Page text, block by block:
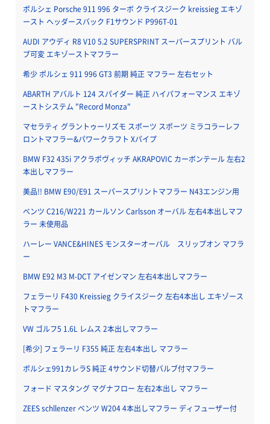
ポルシェ Porsche 911 996 ターボ クライスジーク kreissieg エキゾ
ースト ヘッダースバック F1サウンド P996T-01
AUDI アウディ R8 V10 5.2 SUPERSPRINT スーパースプリント バル
ブ可変 エキゾーストマフラー
希少 ポルシェ 911 996 GT3 前期 純正 マフラー 左右セット
ABARTH アバルト 124 スパイダー 純正 ハイパフォーマンス エキゾ
ーストシステム "Record Monza"
マセラティ グラントゥーリズモ スポーツ スポーツ ミラコラーレフ
ロントマフラー&パワークラフト Xパイプ
BMW F32 435i アクラポヴィッチ AKRAPOVIC カーボンテール 左右2
本出しマフラー
美品!! BMW E90/E91 スーパースプリントマフラー N43エンジン用
ベンツ C216/W221 カールソン Carlsson オーバル 左右4本出しマフ
ラー 未使用品
ハーレー VANCE&HINES モンスターオーバル スリップオン マフラ
ー
BMW E92 M3 M-DCT アイゼンマン 左右4本出しマフラー
フェラーリ F430 Kreissieg クライスジーク 左右4本出し エキゾース
トマフラー
VW ゴルフ5 1.6L レムス 2本出しマフラー
[希少] フェラーリ F355 純正 左右4本出し マフラー
ポルシェ991カレラS 純正 4サウンド切替バルブ付マフラー
フォード マスタング マグナフロー 左右2本出し マフラー
ZEES schllenzer ベンツ W204 4本出しマフラー ディフューザー付